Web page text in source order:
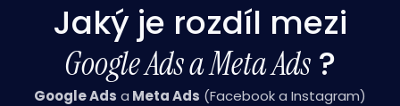
Jaký je rozdíl mezi
Google Adsa Meta Ads ?
Google Ads a Meta Ads (Facebook a Instagram)